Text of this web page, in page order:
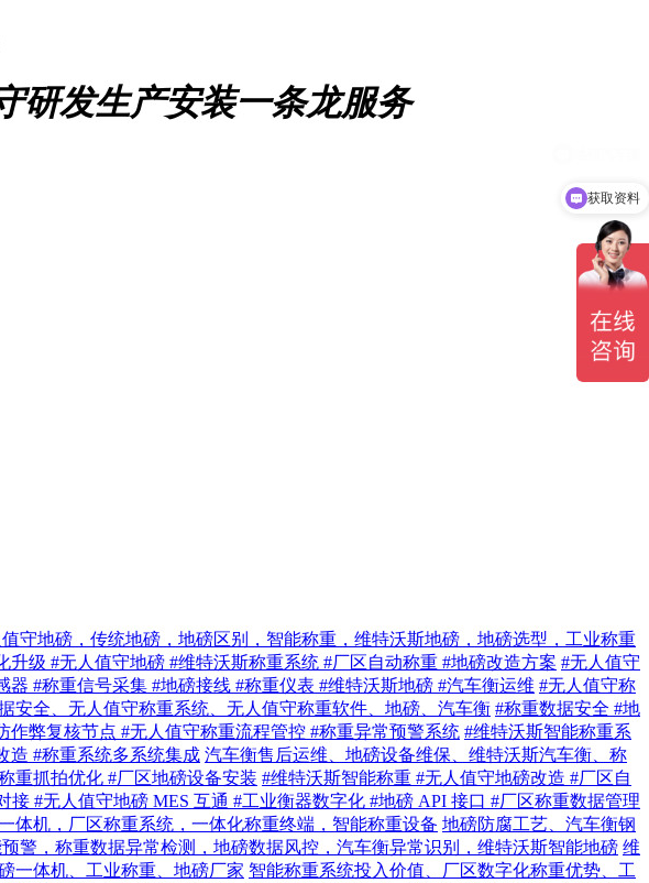
研发生产安装一条龙服务
守地磅，传统地磅，地磅区别，智能称重，维特沃斯地磅，地磅选型，工业称重
升级 #无人值守地磅 #维特沃斯称重系统 #厂区自动称重 #地磅改造方案 #无人值守
器 #称重信号采集 #地磅接线 #称重仪表 #维特沃斯地磅 #汽车衡运维 #无人值守称
安全、无人值守称重系统、无人值守称重软件、地磅、汽车衡 #称重数据安全 #地
作弊复核节点 #无人值守称重流程管控 #称重异常预警系统 #维特沃斯智能称重系
造 #称重系统多系统集成 汽车衡售后运维、地磅设备维保、维特沃斯汽车衡、称
重抓拍优化 #厂区地磅设备安装 #维特沃斯智能称重 #无人值守地磅改造 #厂区自
接 #无人值守地磅 MES 互通 #工业衡器数字化 #地磅 API 接口 #厂区称重数据管理
体机，厂区称重系统，一体化称重终端，智能称重设备 地磅防腐工艺、汽车衡钢
警，称重数据异常检测，地磅数据风控，汽车衡异常识别，维特沃斯智能地磅 维
一体机、工业称重、地磅厂家 智能称重系统投入价值、厂区数字化称重优势、工
获取资料